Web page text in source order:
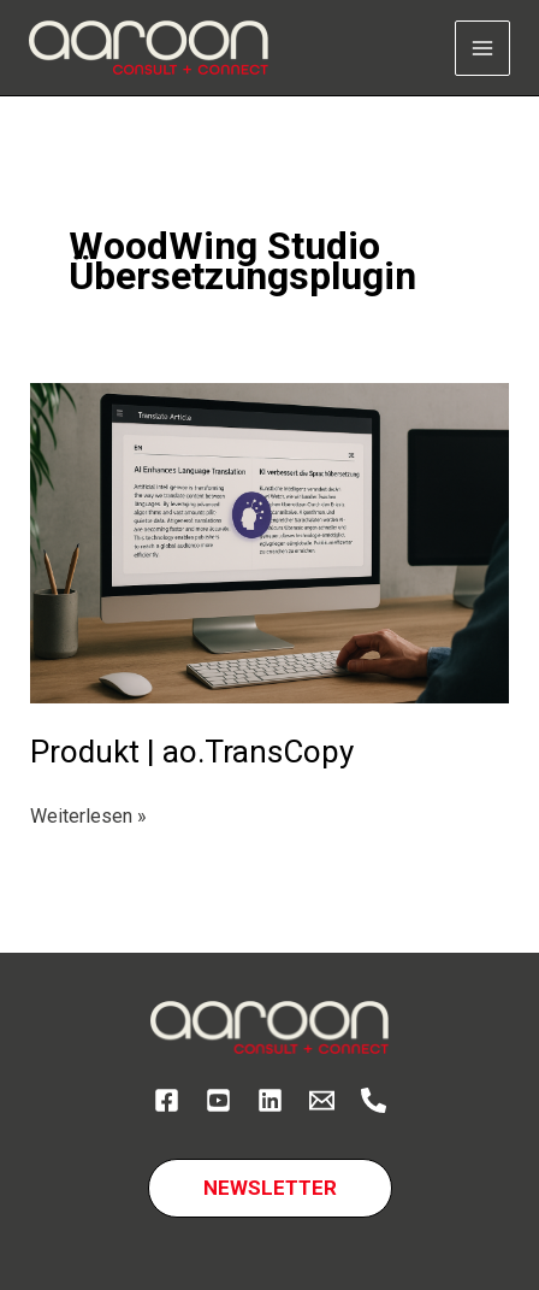
Inhalt
WoodWing Studio
Übersetzungsplugin
Produkt | ao.TransCopy
Produkt
Weiterlesen »
NEWSLETTER